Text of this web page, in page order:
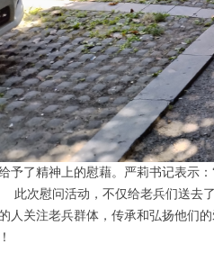
予了精神上的慰藉。严莉书记表示
慰问活动，不仅给老兵们送去了
人关注老兵群体，传承和弘扬他们